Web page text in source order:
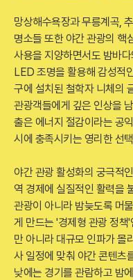
망상해수욕장과 무릉계곡,
명소들 또한 야간 관광의 핵
사용을 지양하면서도 밤바
LED 조명을 활용해 감성적
구에 설치된 철학자 니체의
관광객들에게 깊은 인상을
출은 에너지 절감이라는 공
시에 충족시키는 영리한 선
야간 관광 활성화의 궁극적
역 경제에 실질적인 활력을
관광이 아니라 밤늦도록 머
게 만드는 '경제형 관광 정
만 아니라 대규모 인파가 몰
사 일정에 맞춰 야간 콘텐츠
낮에는 경기를 관람하고 밤